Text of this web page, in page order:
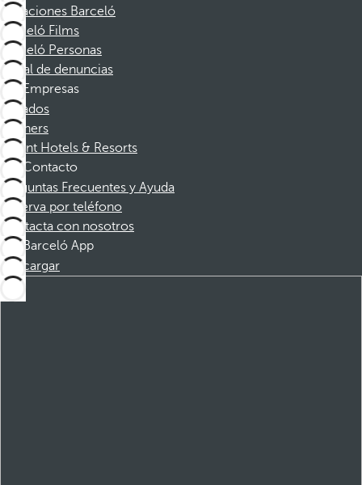
Vacaciones Barceló
Barceló Films
Barceló Personas
Canal de denuncias
Empresas
Afiliados
Partners
Dorint Hotels & Resorts
Contacto
Preguntas Frecuentes y Ayuda
Reserva por teléfono
Contacta con nosotros
Barceló App
Descargar